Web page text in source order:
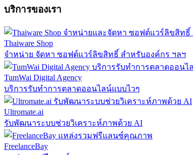
บริการของเรา
Thaiware Shop
จำหน่าย จัดหา ซอฟต์แวร์ลิขสิทธิ์ สำหรับองค์กร ฯลฯ
TumWai Digital Agency
บริการรับทำการตลาดออนไลน์แบบไวๆ
Ultromate.ai
รับพัฒนาระบบช่วยวิเคราะห์ภาพด้วย AI
FreelanceBay